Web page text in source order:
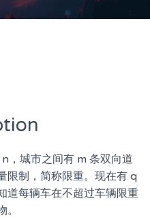
，城市之间有 m 条双向道
限制，简称限重。现在有 q
道每辆车在不超过车辆限重